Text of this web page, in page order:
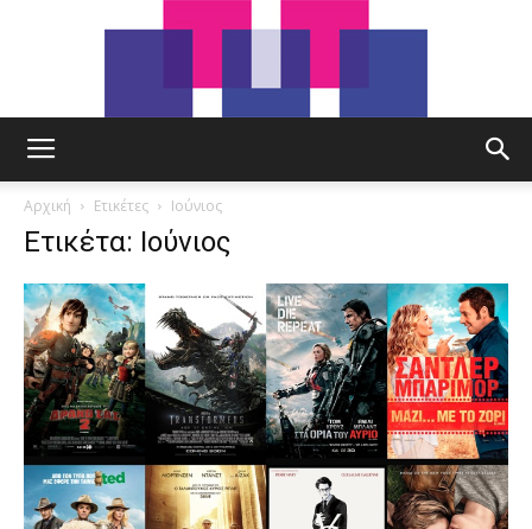
Αρχική Ετικέτες Ιούνιος
Ετικέτα: Ιούνιος